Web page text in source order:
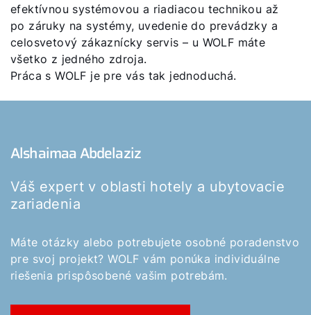
efektívnou systémovou a riadiacou technikou až
po záruky na systémy, uvedenie do prevádzky a
celosvetový zákaznícky servis – u WOLF máte
všetko z jedného zdroja.
Práca s WOLF je pre vás tak jednoduchá.
Alshaimaa Abdelaziz
Váš expert v oblasti hotely a ubytovacie
zariadenia
Máte otázky alebo potrebujete osobné poradenstvo
pre svoj projekt? WOLF vám ponúka individuálne
riešenia prispôsobené vašim potrebám.